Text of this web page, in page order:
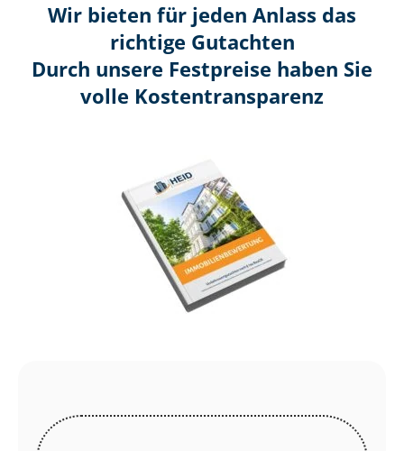
Wir bieten für jeden Anlass das
richtige Gutachten
Durch unsere Festpreise haben Sie
volle Kosten­transparenz